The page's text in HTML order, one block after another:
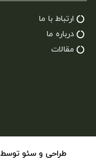
ارتباط با ما
درباره ما
مقالات
طراحی و سئو توسط